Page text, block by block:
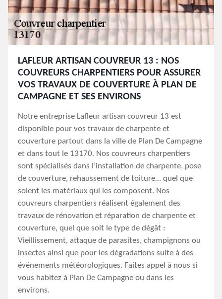
LAFLEUR ARTISAN COUVREUR 13 : NOS
COUVREURS CHARPENTIERS POUR ASSURER
VOS TRAVAUX DE COUVERTURE À PLAN DE
CAMPAGNE ET SES ENVIRONS
Notre entreprise Lafleur artisan couvreur 13 est
disponible pour vos travaux de charpente et
couverture partout dans la ville de Plan De Campagne
et dans tout le 13170. Nos couvreurs charpentiers
sont spécialisés dans l’installation de charpente, pose
de couverture, rehaussement de toiture… quel que
soient les matériaux qui les composent. Nos
couvreurs charpentiers réalisent également des
travaux de rénovation et réparation de charpente et
couverture, quel que soit le type de dégât :
Vieillissement, attaque de parasites, champignons ou
insectes ainsi que pour les dégradations suite à des
événements météorologiques. Faites appel à nous si
vous habitez à Plan De Campagne ou dans les
environs.